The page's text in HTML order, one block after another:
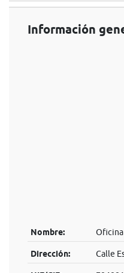
Información
Nombre: Oficina
Dirección: Calle